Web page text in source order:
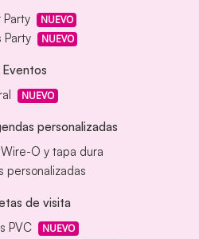
Party
NUEVO
Party NUEVO
Eventos
NUEVO
personalizadas
O y tapa dura
personalizadas
de visita
PVC
NUEVO